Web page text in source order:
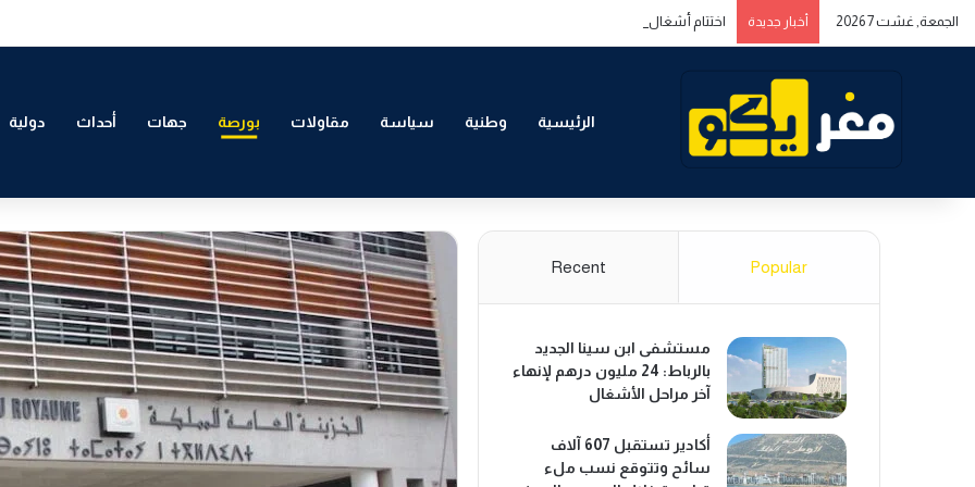
الجمعة, غشت 7 2026 أخبار جديدة اختتام أشغال المنتدى المغربي الخليجي حول التمكين الاقتصادي والاجتماعي للشباب بالدار البيضاء
الرئيسية وطنية سياسة مقاولات بورصة جهات أحداث دولية
Popular
Recent
مستشفى ابن سينا الجديد
بالرباط: 24 مليون درهم لإنهاء
آخر مراحل الأشغال
أكادير تستقبل 607 آلاف
سائح وتتوقع نسب ملء